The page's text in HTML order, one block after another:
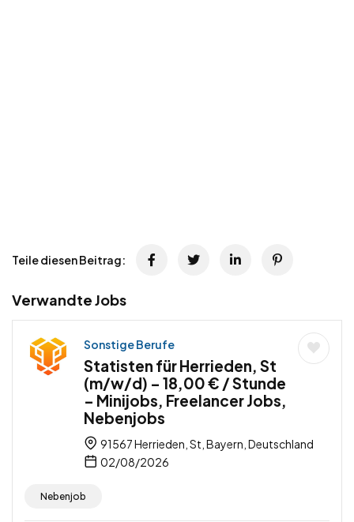
Teile diesen Beitrag:
Verwandte Jobs
Sonstige Berufe
Statisten für Herrieden, St
(m/w/d) – 18,00 € / Stunde
– Minijobs, Freelancer Jobs,
Nebenjobs
91567 Herrieden, St, Bayern, Deutschland
02/08/2026
Nebenjob